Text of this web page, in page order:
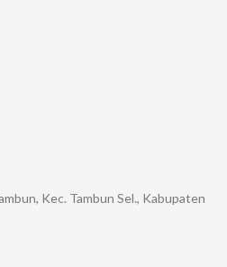
Kec. Tambun Sel., Kabupaten